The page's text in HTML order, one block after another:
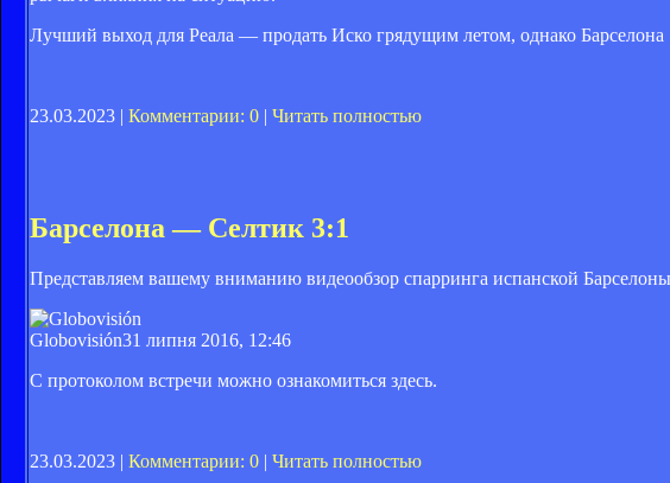
Лучший выход для Реала — продать Иско грядущим летом, однако Барселона
23.03.2023 | Комментарии: 0 | Читать полностью
Барселона — Селтик 3:1
Представляем вашему вниманию видеообзор спарринга испанской
Globovisión31 липня 2016, 12:46
С протоколом встречи можно ознакомиться здесь.
23.03.2023 | Комментарии: 0 | Читать полностью